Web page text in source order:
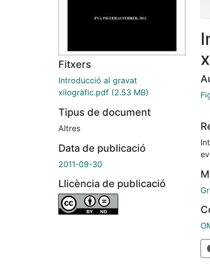
Fitxers
Introducció al gravat
xilogràfic.pdf (2.53 MB)
Tipus de document
Altres
Data de publicació
2011-09-30
Llicència de publicació